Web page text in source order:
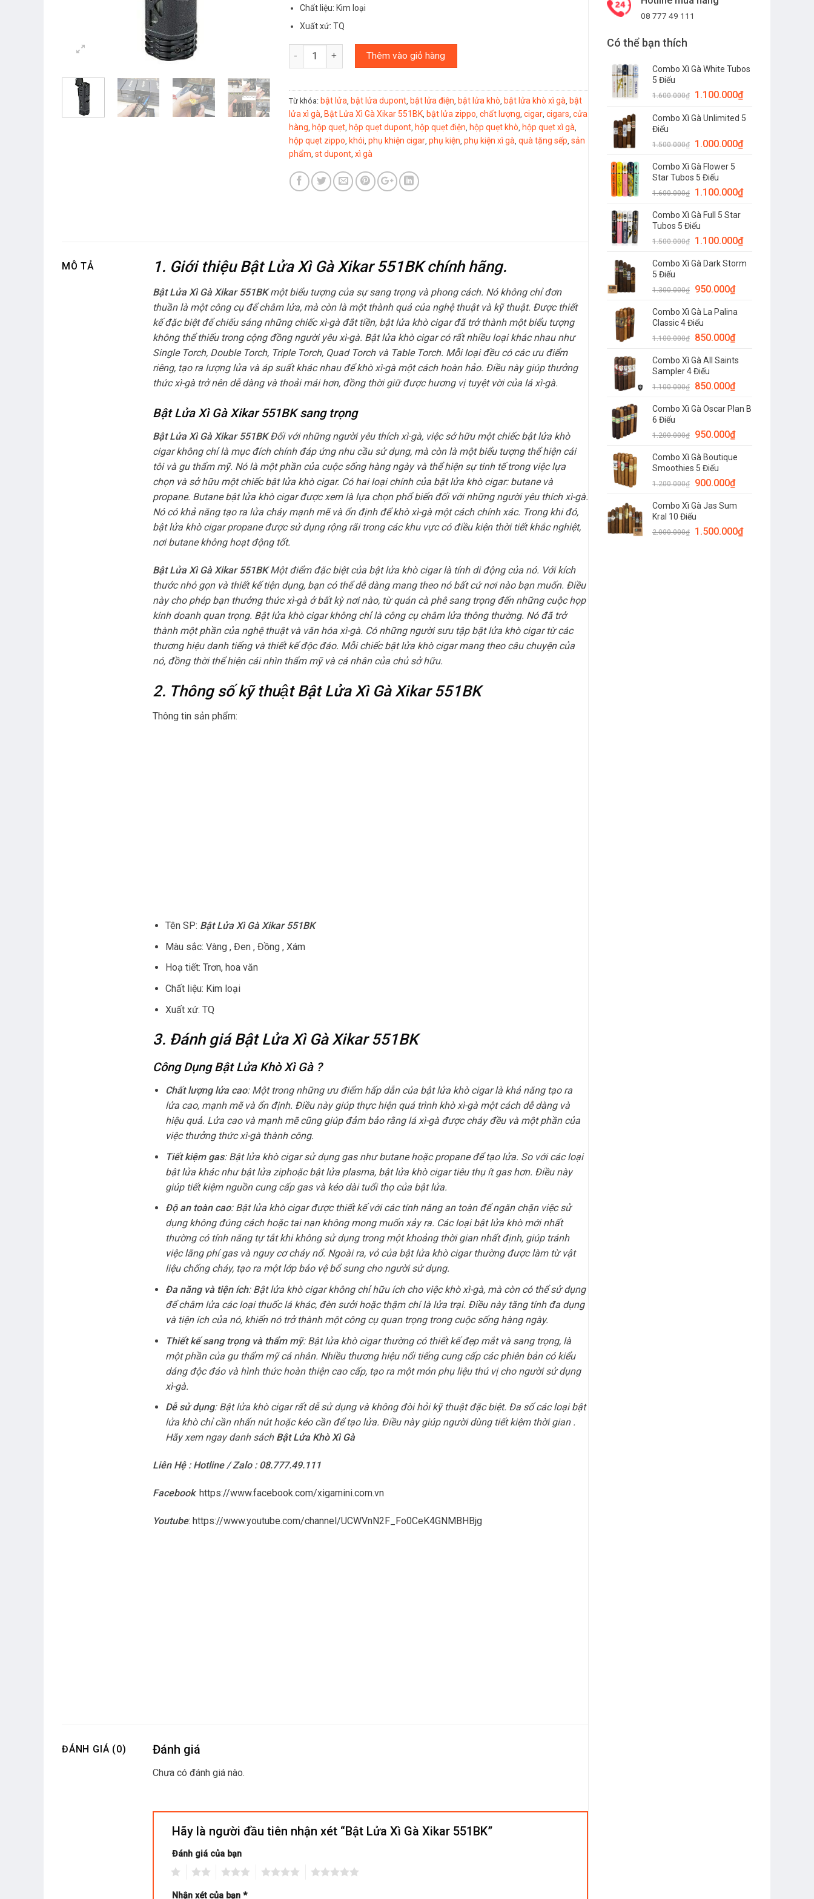
08 777 49 111
Có thể bạn thích
Combo Xì Gà White Tubos
5 Điếu
1.600.000₫ 1.100.000₫
Combo Xì Gà Unlimited 5
Điếu
1.500.000₫ 1.000.000₫
Combo Xì Gà Flower 5
Star Tubos 5 Điếu
1.600.000₫ 1.100.000₫
Combo Xì Gà Full 5 Star
Tubos 5 Điếu
1.500.000₫ 1.100.000₫
Combo Xì Gà Dark Storm
5 Điếu
1.300.000₫ 950.000₫
Combo Xì Gà La Palina
Classic 4 Điếu
1.100.000₫ 850.000₫
Combo Xì Gà All Saints
Sampler 4 Điếu
1.100.000₫ 850.000₫
Combo Xì Gà Oscar Plan B
6 Điếu
1.200.000₫ 950.000₫
Combo Xì Gà Boutique
Smoothies 5 Điếu
1.200.000₫ 900.000₫
Combo Xì Gà Jas Sum
Kral 10 Điếu
2.000.000₫ 1.500.000₫
Chất liệu: Kim loại
Xuất xứ: TQ
Số lượng Thêm vào giỏ hàng
Từ khóa: bật lửa, bật lửa dupont, bật lửa điện, bật lửa khò, bật lửa khò xì gà, bật
lửa xì gà, Bật Lửa Xì Gà Xikar 551BK, bật lửa zippo, chất lượng, cigar, cigars, cửa
hàng, hộp quẹt, hộp quẹt dupont, hộp quẹt điện, hộp quẹt khò, hộp quẹt xì gà,
hộp quẹt zippo, khói, phụ khiện cigar, phụ kiện, phụ kiện xì gà, quà tặng sếp, sản
phẩm, st dupont, xì gà
MÔ TẢ 1. Giới thiệu Bật Lửa Xì Gà Xikar 551BK chính hãng.
Bật Lửa Xì Gà Xikar 551BKmột biểu tượng của sự sang trọng và phong cách. Nó không chỉ đơn
thuần là một công cụ để châm lửa, mà còn là một thành quả của nghệ thuật và kỹ thuật. Được thiết
kế đặc biệt để chiếu sáng những chiếc xì-gà đắt tiền, bật lửa khò cigar đã trở thành một biểu tượng
không thể thiếu trong cộng đồng người yêu xì-gà. Bật lửa khò cigar có rất nhiều loại khác nhau như
Single Torch, Double Torch, Triple Torch, Quad Torch và Table Torch. Mỗi loại đều có các ưu điểm
riêng, tạo ra lượng lửa và áp suất khác nhau để khò xì-gà một cách hoàn hảo. Điều này giúp thưởng
thức xì-gà trở nên dễ dàng và thoải mái hơn, đồng thời giữ được hương vị tuyệt vời của lá xì-gà.
Bật Lửa Xì Gà Xikar 551BK sang trọng
Bật Lửa Xì Gà Xikar 551BKĐối với những người yêu thích xì-gà, việc sở hữu một chiếc bật lửa khò
cigar không chỉ là mục đích chính đáp ứng nhu cầu sử dụng, mà còn là một biểu tượng thể hiện cái
tôi và gu thẩm mỹ. Nó là một phần của cuộc sống hàng ngày và thể hiện sự tinh tế trong việc lựa
chọn và sở hữu một chiếc bật lửa khò cigar. Có hai loại chính của bật lửa khò cigar: butane và
propane. Butane bật lửa khò cigar được xem là lựa chọn phổ biến đối với những người yêu thích xì-gà.
Nó có khả năng tạo ra lửa cháy mạnh mẽ và ổn định để khò xì-gà một cách chính xác. Trong khi đó,
bật lửa khò cigar propane được sử dụng rộng rãi trong các khu vực có điều kiện thời tiết khắc nghiệt,
nơi butane không hoạt động tốt.
Bật Lửa Xì Gà Xikar 551BKMột điểm đặc biệt của bật lửa khò cigar là tính di động của nó. Với kích
thước nhỏ gọn và thiết kế tiện dụng, bạn có thể dễ dàng mang theo nó bất cứ nơi nào bạn muốn. Điều
này cho phép bạn thưởng thức xì-gà ở bất kỳ nơi nào, từ quán cà phê sang trọng đến những cuộc họp
kinh doanh quan trọng. Bật lửa khò cigar không chỉ là công cụ châm lửa thông thường. Nó đã trở
thành một phần của nghệ thuật và văn hóa xì-gà. Có những người sưu tập bật lửa khò cigar từ các
thương hiệu danh tiếng và thiết kế độc đáo. Mỗi chiếc bật lửa khò cigar mang theo câu chuyện của
nó, đồng thời thể hiện cái nhìn thẩm mỹ và cá nhân của chủ sở hữu.
2. Thông số kỹ thuật Bật Lửa Xì Gà Xikar 551BK
Thông tin sản phẩm:
Tên SP: Bật Lửa Xì Gà Xikar 551BK
Màu sắc: Vàng , Đen , Đồng , Xám
Hoạ tiết: Trơn, hoa văn
Chất liệu: Kim loại
Xuất xứ: TQ
3. Đánh giá Bật Lửa Xì Gà Xikar 551BK
Công Dụng Bật Lửa Khò Xì Gà?
Chất lượng lửa cao: Một trong những ưu điểm hấp dẫn của bật lửa khò cigar là khả năng tạo ra
lửa cao, mạnh mẽ và ổn định. Điều này giúp thực hiện quá trình khò xì-gà một cách dễ dàng và
hiệu quả. Lửa cao và mạnh mẽ cũng giúp đảm bảo rằng lá xì-gà được cháy đều và một phần của
việc thưởng thức xì-gà thành công.
Tiết kiệm gas: Bật lửa khò cigar sử dụng gas như butane hoặc propane để tạo lửa. So với các loại
bật lửa khác như bật lửa ziphoặc bật lửa plasma, bật lửa khò cigar tiêu thụ ít gas hơn. Điều này
giúp tiết kiệm nguồn cung cấp gas và kéo dài tuổi thọ của bật lửa.
Độ an toàn cao: Bật lửa khò cigar được thiết kế với các tính năng an toàn để ngăn chặn việc sử
dụng không đúng cách hoặc tai nạn không mong muốn xảy ra. Các loại bật lửa khò mới nhất
thường có tính năng tự tắt khi không sử dụng trong một khoảng thời gian nhất định, giúp tránh
việc lãng phí gas và nguy cơ cháy nổ. Ngoài ra, vỏ của bật lửa khò cigar thường được làm từ vật
liệu chống cháy, tạo ra một lớp bảo vệ bổ sung cho người sử dụng.
Đa năng và tiện ích: Bật lửa khò cigar không chỉ hữu ích cho việc khò xì-gà, mà còn có thể sử dụng
để châm lửa các loại thuốc lá khác, đèn sưởi hoặc thậm chí là lửa trại. Điều này tăng tính đa dụng
và tiện ích của nó, khiến nó trở thành một công cụ quan trọng trong cuộc sống hàng ngày.
Thiết kế sang trọng và thẩm mỹ: Bật lửa khò cigar thường có thiết kế đẹp mắt và sang trọng, là
một phần của gu thẩm mỹ cá nhân. Nhiều thương hiệu nổi tiếng cung cấp các phiên bản có kiểu
dáng độc đáo và hình thức hoàn thiện cao cấp, tạo ra một món phụ liệu thú vị cho người sử dụng
xì-gà.
Dễ sử dụng: Bật lửa khò cigar rất dễ sử dụng và không đòi hỏi kỹ thuật đặc biệt. Đa số các loại bật
lửa khò chỉ cần nhấn nút hoặc kéo cần để tạo lửa. Điều này giúp người dùng tiết kiệm thời gian .
Hãy xem ngay danh sách Bật Lửa Khò Xì Gà
Liên Hệ : Hotline / Zalo : 08.777.49.111
Facebook: https://www.facebook.com/xigamini.com.vn
Youtube: https://www.youtube.com/channel/UCWVnN2F_Fo0CeK4GNMBHBjg
ĐÁNH GIÁ (0) Đánh giá
Chưa có đánh giá nào.
Hãy là người đầu tiên nhận xét “Bật Lửa Xì Gà Xikar 551BK”
Đánh giá của bạn
Nhận xét của bạn *